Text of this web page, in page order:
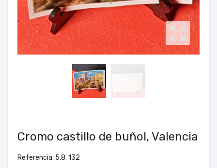
Cromo castillo de buñol, Valencia
Referencia: 5.8. 132